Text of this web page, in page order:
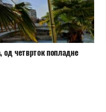
од четврток попладне